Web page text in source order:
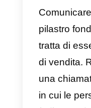
Da
meglio
alle tue